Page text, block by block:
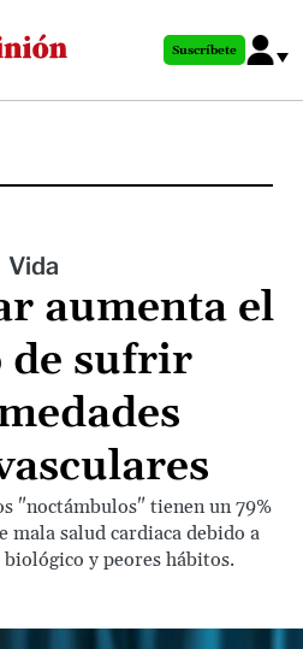
al
principal
Suscríbete
Vida
aumenta el
de sufrir
"noctámbulos" tienen un 79%
mala salud cardiaca debido a
y peores hábitos.